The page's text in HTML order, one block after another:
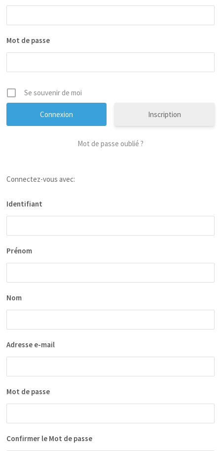
Mot de passe
Se souvenir de moi
Inscription
Mot de passe oublié ?
Connectez-vous avec:
Identifiant
Prénom
Nom
Adresse e-mail
Mot de passe
Confirmer le Mot de passe